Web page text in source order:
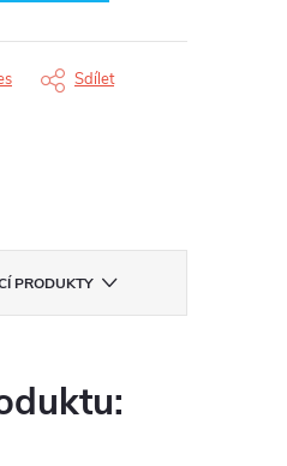
Sdílet
PRODUKTY